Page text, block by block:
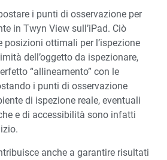
i punti di osservazione per
in Twyn View sull’iPad. Ciò
posizioni ottimali per l’ispezione
dell’oggetto da ispezionare,
“allineamento” con le
i punti di osservazione
di ispezione reale, eventuali
e di accessibilità sono infatti
anche a garantire risultati